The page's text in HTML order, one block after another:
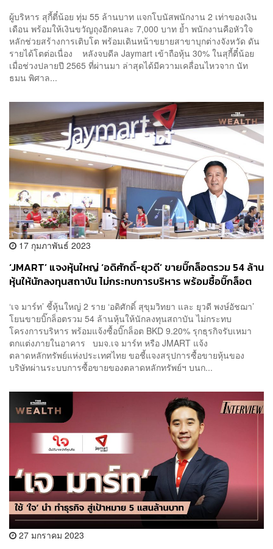
ผู้บริหาร สุกี้ตี๋น้อย ทุ่ม 55 ล้านบาท แจกโบนัสพนักงาน 2 เท่าของเงิน
เดือน พร้อมให้เงินขวัญถุงอีกคนละ 7,000 บาท ย้ำ พนักงานคือหัวใจ
หลักช่วยสร้างการเติบโต พร้อมเดินหน้าขยายสาขาบุกต่างจังหวัด ดัน
รายได้โตต่อเนื่อง หลังจบดีล Jaymart เข้าถือหุ้น 30% ในสุกี้ตี๋น้อย
เมื่อช่วงปลายปี 2565 ที่ผ่านมา ล่าสุดได้มีความเคลื่อนไหวจาก นัท
ธมน พิศาล...
17 กุมภาพันธ์ 2023
‘JMART’ แจงหุ้นใหญ่ ‘อดิศักดิ์-ยุวดี’ ขายบิ๊กล็อตรวม 54 ล้าน
หุ้นให้นักลงทุนสถาบัน ไม่กระทบการบริหาร พร้อมซื้อบิ๊กล็อต
‘เจ มาร์ท’ ชี้หุ้นใหญ่ 2 ราย ‘อดิศักดิ์ สุขุมวิทยา และ ยุวดี พงษ์อัชฌา’
โยนขายบิ๊กล็อตรวม 54 ล้านหุ้นให้นักลงทุนสถาบัน ไม่กระทบ
โครงการบริหาร พร้อมแจ้งซื้อบิ๊กล็อต BKD 9.20% รุกธุรกิจรับเหมา
ตกแต่งภายในอาคาร บมจ.เจ มาร์ท หรือ JMART แจ้ง
ตลาดหลักทรัพย์แห่งประเทศไทย ขอชี้แจงสรุปการซื้อขายหุ้นของ
บริษัทผ่านระบบการซื้อขายของตลาดหลักทรัพย์ฯ บนก...
27 มกราคม 2023